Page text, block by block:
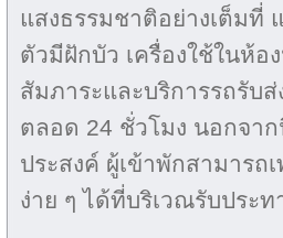
แสงธรรมชาติอย่างเต็มที่
ตัวมีฝักบัว เครื่องใช้ในห้อ
สัมภาระและบริการรถรับ
ตลอด 24 ชั่วโมง นอกจา
ประสงค์ ผู้เข้าพักสามารถ
ง่าย ๆ ได้ที่บริเวณรับประ